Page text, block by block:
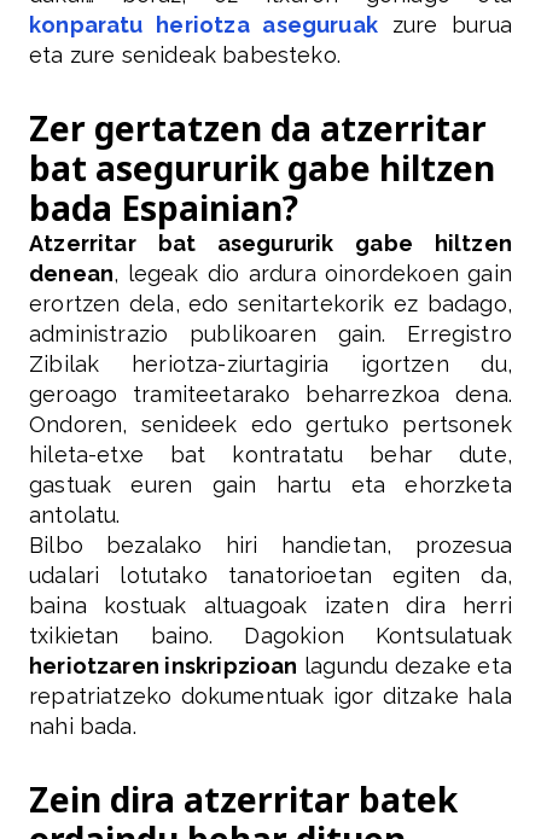
konparatu heriotza aseguruak zure burua
eta zure senideak babesteko.
Zer gertatzen da atzerritar
bat asegururik gabe hiltzen
bada Espainian?
Atzerritar bat asegururik gabe hiltzen
denean, legeak dio ardura oinordekoen gain
erortzen dela, edo senitartekorik ez badago,
administrazio publikoaren gain. Erregistro
Zibilak heriotza-ziurtagiria igortzen du,
geroago tramiteetarako beharrezkoa dena.
Ondoren, senideek edo gertuko pertsonek
hileta-etxe bat kontratatu behar dute,
gastuak euren gain hartu eta ehorzketa
antolatu.
Bilbo bezalako hiri handietan, prozesua
udalari lotutako tanatorioetan egiten da,
baina kostuak altuagoak izaten dira herri
txikietan baino. Dagokion Kontsulatuak
heriotzaren inskripzioan lagundu dezake eta
repatriatzeko dokumentuak igor ditzake hala
nahi bada.
Zein dira atzerritar batek